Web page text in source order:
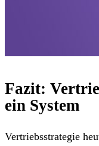
Fazit:
ein System
Vertriebsstrategie